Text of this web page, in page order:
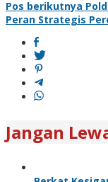
pos
Pos berikutnya
Peran Strategis
Jangan